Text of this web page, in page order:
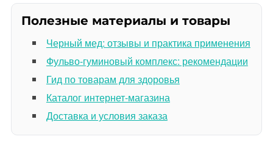
Полезные материалы и товары
Черный мед: отзывы и практика применения
Фульво-гуминовый комплекс: рекомендации
Гид по товарам для здоровья
Каталог интернет-магазина
Доставка и условия заказа